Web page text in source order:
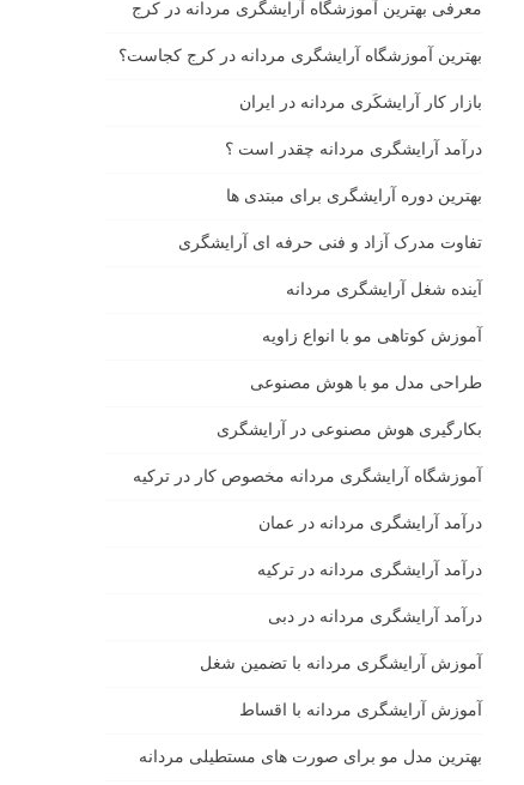
معرفی بهترین آموزشگاه آرایشگری مردانه در کرج
بهترین آموزشگاه آرایشگری مردانه در کرج کجاست؟
بازار كار آرايشكَرى مردانه در ايران
درآمد آرایشگری مردانه چقدر است ؟
بهترین دوره آرایشگری برای مبتدی ها
تفاوت مدرک آزاد و فنی حرفه ای آرایشگری
آینده شغل آرایشگری مردانه
آموزش کوتاهی مو با انواع زاویه
طراحی مدل مو با هوش مصنوعی
بکارگیری هوش مصنوعی در آرایشگری
آموزشگاه آرایشگری مردانه مخصوص کار در ترکیه
درآمد آرایشگری مردانه در عمان
درآمد آرایشگری مردانه در ترکیه
درآمد آرایشگری مردانه در دبی
آموزش آرایشگری مردانه با تضمین شغل
آموزش آرایشگری مردانه با اقساط
بهترین مدل مو برای صورت های مستطیلی مردانه